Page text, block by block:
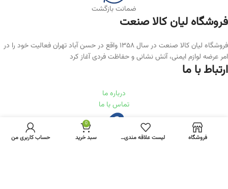
ضمانت بازگشت
فروشگاه لیان‌ کالا صنعت
فروشگاه لیان کالا صنعت در سال ۱۳۵۸ واقع در حسن آباد تهران فعالیت خود را در
امر عرضه لوازم ایمنی، آتش نشانی و حفاظت فردی آغاز کرد
ارتباط با ما
درباره ما
تماس با ما
فروشگاه لیست علاقه مندی ها
0
سبد خرید حساب کاربری من